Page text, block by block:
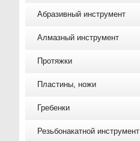
Абразивный инструмент
Алмазный инструмент
Протяжки
Пластины, ножи
Гребенки
Резьбонакатной инструмент